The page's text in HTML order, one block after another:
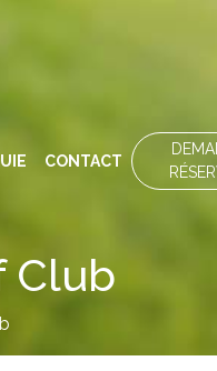
CONTACT
Club